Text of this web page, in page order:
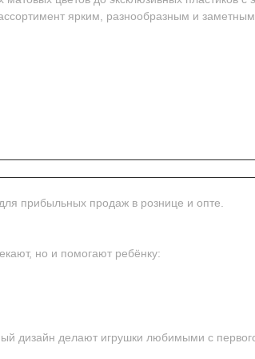
ярким, разнообразным и заметным
прибыльных продаж в рознице и опте.
но и помогают ребёнку:
дизайн делают игрушки любимыми с первого